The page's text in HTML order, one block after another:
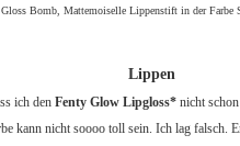
Bomb, Mattemoiselle Lippenstift in der Farbe
Lippen
ich den Fenty Glow Lipgloss* nicht
kann nicht soooo toll sein. Ich lag falsch.